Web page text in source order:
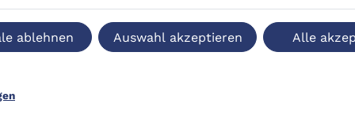
ablehnen Auswahl akzeptieren Alle